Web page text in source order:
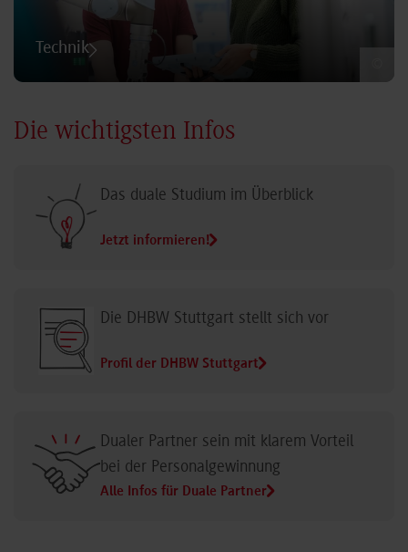
Technik
Die wichtigsten Infos
Das duale Studium im Überblick
Jetzt informieren!
Die DHBW Stuttgart stellt sich vor
Profil der DHBW Stuttgart
Dualer Partner sein mit klarem Vorteil
bei der Personalgewinnung
Alle Infos für Duale Partner